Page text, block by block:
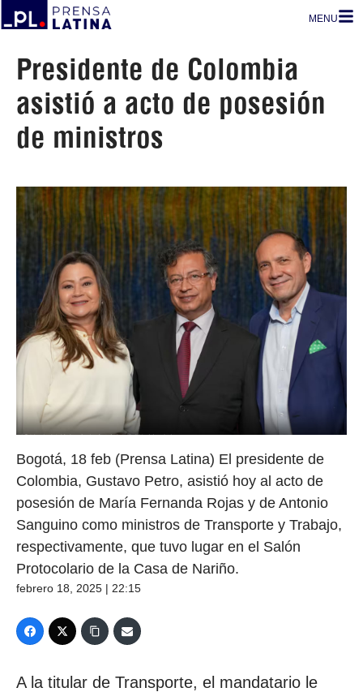
MENU
Presidente de Colombia
asistió a acto de posesión
de ministros
Bogotá, 18 feb (Prensa Latina) El presidente de
Colombia, Gustavo Petro, asistió hoy al acto de
posesión de María Fernanda Rojas y de Antonio
Sanguino como ministros de Transporte y Trabajo,
respectivamente, que tuvo lugar en el Salón
Protocolario de la Casa de Nariño.
febrero 18, 2025 | 22:15
A la titular de Transporte, el mandatario le